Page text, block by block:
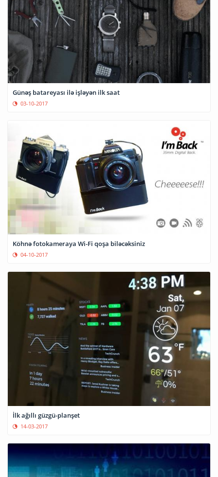
Günəş batareyası ilə işləyən ilk saat
03-10-2017
Köhnə fotokameraya Wi-Fi qoşa biləcəksiniz
04-10-2017
İlk ağıllı güzgü-planşet
14-03-2017